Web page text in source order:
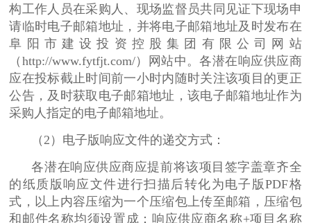
构工作人员在采购人、现场监督员共同见证下现场申
请临时电子邮箱地址，并将电子邮箱地址及时发布在
阜阳市建设投资控股集团有限公司网站
（ http://www.fytfjt.com/）网站中。各潜在响应供应商
应在投标截止时间前一小时内随时关注该项目的更正
公告，及时获取电子邮箱地址，该电子邮箱地址作为
采购人指定的电子邮箱地址。
（2）电子版响应文件的递交方式：
各潜在响应供应商应提前将该项目签字盖章齐全
的纸质版响应文件进行扫描后转化为电子版PDF格
式，以上内容压缩为一个压缩包上传至邮箱，压缩包
和邮件名称均须设置成：响应供应商名称+项目名称